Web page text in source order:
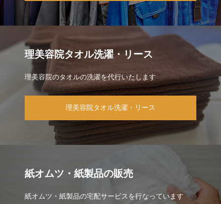
理美容院タオル洗濯・リース
理美容院のタオルの洗濯を代行いたします
理美容院タオル洗濯・リース
紙オムツ・紙製品の販売
紙オムツ・紙製品の宅配サービスを行なっています